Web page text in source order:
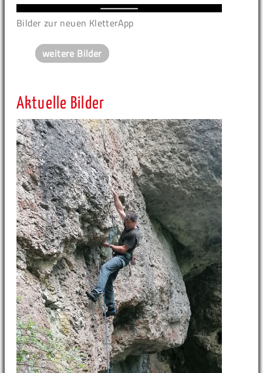
Bilder zur neuen KletterApp
weitere Bilder
Aktuelle Bilder